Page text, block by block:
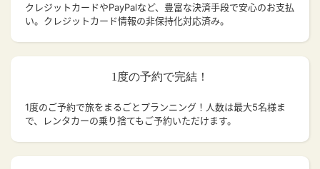
クレジットカードやPayPalなど、豊富な決済手段で安心のお支払
い。クレジットカード情報の非保持化対応済み。
1度の予約で完結！
1度のご予約で旅をまるごとプランニング！人数は最大5名様ま
で、レンタカーの乗り捨てもご予約いただけます。